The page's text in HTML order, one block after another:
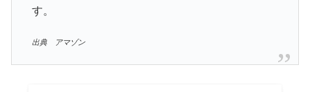
す。
出典 アマゾン